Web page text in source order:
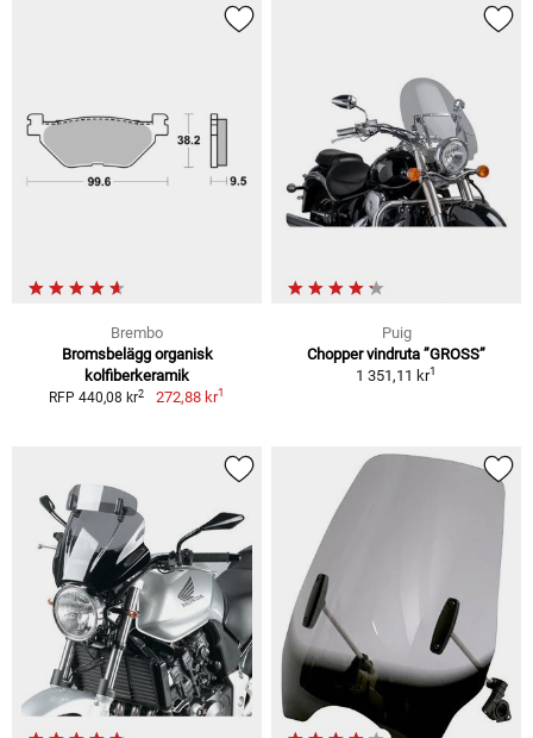
Brembo
Bromsbelägg organisk
kolfiberkeramik
RFP 440,08 kr2 272,88 kr1
Puig
Chopper vindruta ”GROSS”
1 351,11 kr1